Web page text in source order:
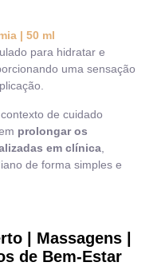
| 50 ml
para hidratar e
uma sensação
de cuidado
prolongar os
em clínica
de forma simples e
| Massagens |
de Bem-Estar